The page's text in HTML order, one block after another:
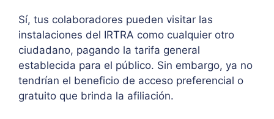
Sí, tus colaboradores pueden visitar las
instalaciones del IRTRA como cualquier otro
ciudadano, pagando la tarifa general
establecida para el público. Sin embargo, ya no
tendrían el beneficio de acceso preferencial o
gratuito que brinda la afiliación.